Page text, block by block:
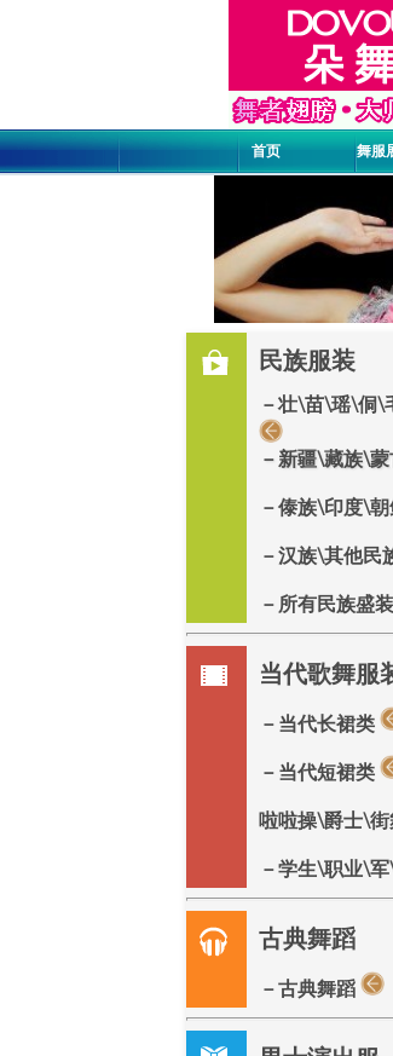
首页 舞服
民族服装
－壮\苗\瑶\侗\
－新疆\藏族\
－傣族\印度\
－汉族\其他民
－所有民族盛
当代歌舞服
－当代长裙类
－当代短裙类
啦啦操\爵士\
－学生\职业\
古典舞蹈
－古典舞蹈